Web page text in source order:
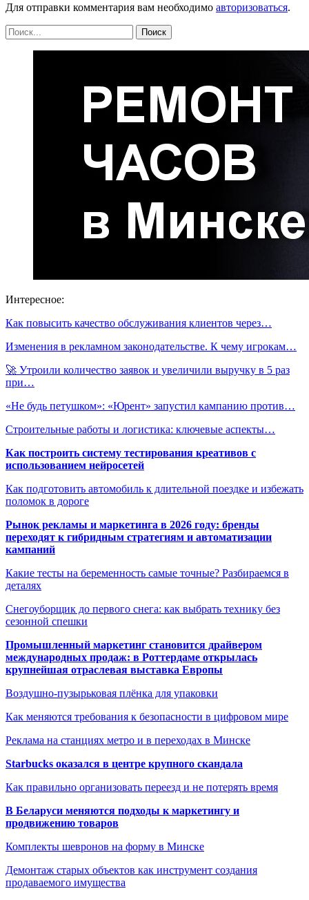
Для отправки комментария вам необходимо авторизоваться.
Интересное:
Как повысить качество обслуживания клиентов через…
Изменения в рекламном законодательстве. К чему игрокам…
🚀 Утроили количество заявок и увеличили выручку в 5 раз
при…
«Не будь петушком»: «Юрент» запустил кампанию против…
Строительные работы и логистика: ключевые аспекты…
Как построить систему тестирования креативов с
использованием нейросетей
Как подготовить автомобиль к длительной поездке и избежать
поломок в дороге
Рынок рекламы и маркетинга в 2026 году: бренды
переходят к гибридным стратегиям и автоматизации
кампаний
Какие тесты на беременность самые точные? Разбираемся в
деталях
Снегоуборщик до первого снега: как выбрать технику без
сезонной спешки
Промышленный маркетинг становится драйвером
международных продаж: в Роттердаме открылась
крупнейшая отраслевая выставка Европы
Воздушно-пузырьковая плёнка для упаковки
Как меняются требования к безопасности в цифровом мире
Реклама на станциях метро и в переходах в Минске
Starbucks оказался в центре крупного скандала
Как правильно организовать переезд и не потерять время
В Беларуси меняются подходы к маркетингу и
продвижению товаров
Комплекты шевронов на форму в Минске
Демонтаж старых объектов как инструмент создания
продаваемого имущества